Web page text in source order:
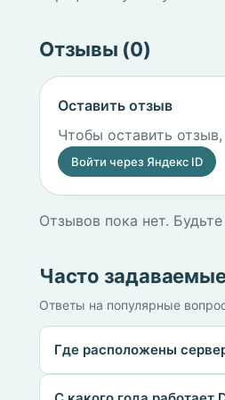
Отзывы (0)
Оставить отзыв
Чтобы оставить
Войти через Яндекс ID
Отзывов пока нет.
Часто
Ответы на популярные
Где расположены